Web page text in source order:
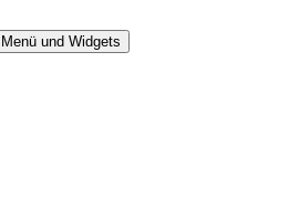
Menü und Widgets